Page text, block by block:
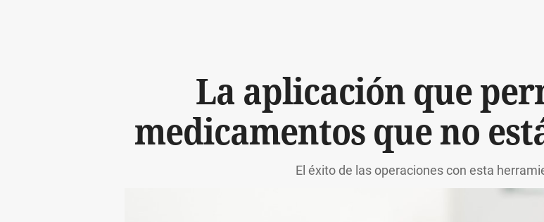
La aplicación que
medicamentos que no
El éxito de las operaciones con esta